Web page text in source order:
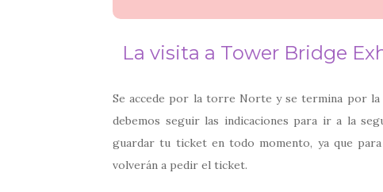
La visita a Tower Bridge
Se accede por la torre Norte y se termina por la
debemos seguir las indicaciones para ir a la
guardar tu ticket en todo momento, ya que
volverán a pedir el ticket.